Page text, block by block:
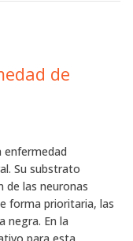
de
enfermedad
Su substrato
de las neuronas
forma prioritaria, las
negra. En la